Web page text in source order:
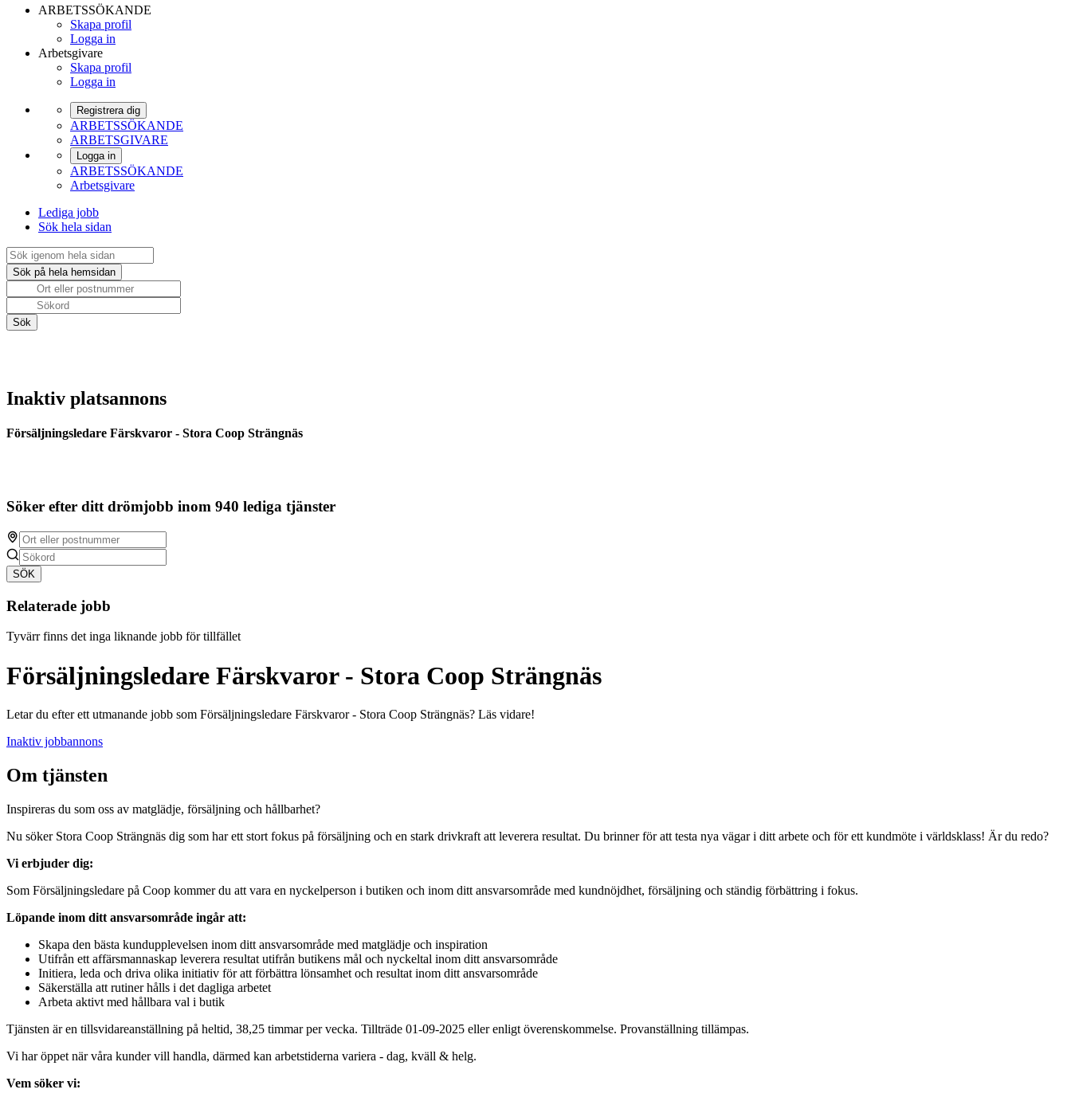
ARBETSSÖKANDE
Skapa profil
Logga in
Arbetsgivare
Skapa profil
Logga in
Registrera dig
ARBETSSÖKANDE
ARBETSGIVARE
Logga in
ARBETSSÖKANDE
Arbetsgivare
Lediga jobb
Sök hela sidan
Inaktiv platsannons
Försäljningsledare Färskvaror - Stora Coop Strängnäs
Söker efter ditt drömjobb inom 940 lediga tjänster
SÖK
Relaterade jobb
Tyvärr finns det inga liknande jobb för tillfället
Försäljningsledare Färskvaror - Stora Coop Strängnäs
Letar du efter ett utmanande jobb som Försäljningsledare Färskvaror - Stora Coop Strängnäs? Läs vidare!
Inaktiv jobbannons
Om tjänsten
Inspireras du som oss av matglädje, försäljning och hållbarhet?
Nu söker Stora Coop Strängnäs dig som har ett stort fokus på försäljning och en stark drivkraft att leverera resultat. Du brinner för att testa nya vägar i ditt arbete och för ett kundmöte i världsklass! Är du redo?
Vi erbjuder dig:
Som Försäljningsledare på Coop kommer du att vara en nyckelperson i butiken och inom ditt ansvarsområde med kundnöjdhet, försäljning och ständig förbättring i fokus.
Löpande inom ditt ansvarsområde ingår att:
Skapa den bästa kundupplevelsen inom ditt ansvarsområde med matglädje och inspiration
Utifrån ett affärsmannaskap leverera resultat utifrån butikens mål och nyckeltal inom ditt ansvarsområde
Initiera, leda och driva olika initiativ för att förbättra lönsamhet och resultat inom ditt ansvarsområde
Säkerställa att rutiner hålls i det dagliga arbetet
Arbeta aktivt med hållbara val i butik
Tjänsten är en tillsvidareanställning på heltid, 38,25 timmar per vecka. Tillträde 01-09-2025 eller enligt överenskommelse. Provanställning tillämpas.
Vi har öppet när våra kunder vill handla, därmed kan arbetstiderna variera - dag, kväll & helg.
Vem söker vi: